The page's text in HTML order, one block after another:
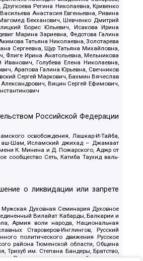
Регина Николаевна, Кривенко
Анастасия Евгеньевна, Ривина
Бекханович, Шевченко Дмитрий
Борис Юльевич, Исакова Ирина
Марина Зариевна, Федотова Галина
Татьяна Николаевна, Золотарева
Сергеевна, Щур Татьяна Михайловна,
Флиге Ирина Анатольевна, Мельникова
Голубева Елена Николаевна,
Арапова Галина Юрьевна, Свечников
Сергей Маркович, Бахмин Вячеслав
Вицин Сергей Ефимович,
Российской Федерации
освобождения, Лашкар-И-Тайба,
аш-Шам, Исламский джихад – Джамаат
К. Минина и Д. Пожарского, Аджр от
сообщество Сеть, Катиба Таухид валь-
о ликвидации или запрете
Духовная Семинария Духовное
Вилайат Кабарды, Балкарии и
Армия воли народа, Национальная
Староверов-Инглингов, Русский
политического движения Русское
района Тюменской области, Община
Тризуб им. Степана Бандеры, Братство,
Русское национальное объединение